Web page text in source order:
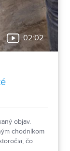
02:02
objav.
chodníkom
čo